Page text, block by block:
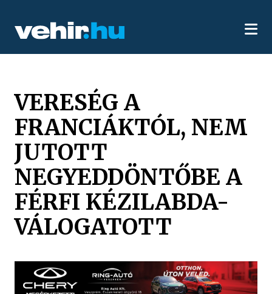
VERESÉG A
FRANCIÁKTÓL, NEM
JUTOTT
NEGYEDDÖNTŐBE A
FÉRFI KÉZILABDA-
VÁLOGATOTT